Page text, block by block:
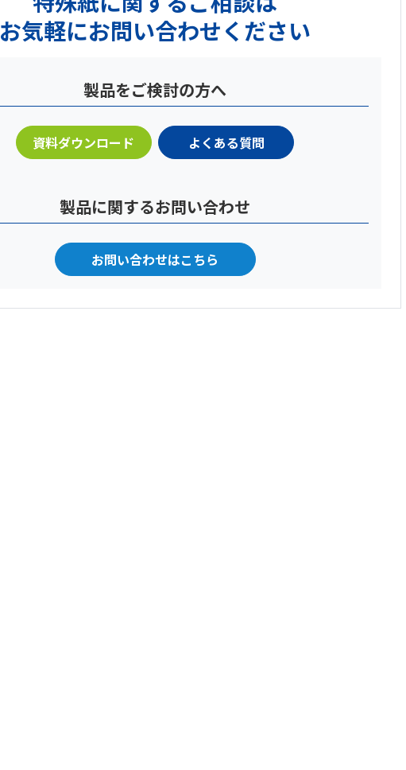
お気軽にお問い合わせください
製品をご検討の方へ
資料ダウンロード よくある質問
製品に関するお問い合わせ
お問い合わせはこちら